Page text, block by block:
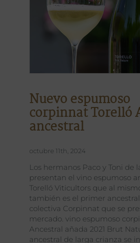
Nuevo espumoso
corpinnat Torelló
ancestral
octubre 11th, 2024
Los hermanos Paco y Toni de
presentan el vino espumoso
Torelló Viticultors que al
también es el primer
colectiva Corpinnat que se
mercado. vino espumoso
Ancestral añada 2021 Brut
ancestral de larga crianza se